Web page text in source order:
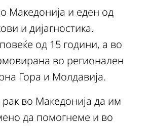
Македонија и еден од
и дијагностика.
од 15 години, а во
во регионален
Гора и Молдавија.
во Македонија да им
да помогнеме и во